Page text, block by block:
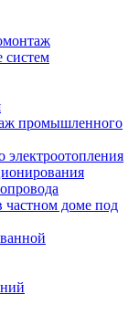
систем
промышленного
доме под